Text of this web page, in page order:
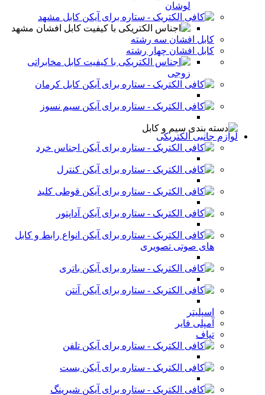
لوشان
کابل مشهد
کابل افشان مشهد
کابل افشان سه رشته
کابل افشان چهار رشته
کابل مخابراتی
زوجی
کابل کرمان
سیم نسوز
لوازم جانبی الکتریکی
اجناس خرد
کنترل
قوطی کلید
آداپتور
انواع رابط و کابل
های صوتی تصویری
باتری
آنتن
اسپلیتر
آمپلی فایر
تپاف
تلفن
بست
شیرینگ